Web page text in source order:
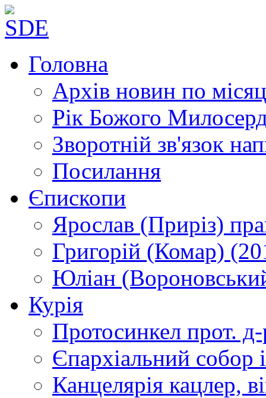
Головна
Архів новин по
Рік Божого
Зворотній зв'язок
Посилання
Єпископи
Ярослав (Приріз)
Григорій (Комар)
Юліан
Курія
Протосинкел прот.
Єпархіальний собор
Канцелярія кацлер,